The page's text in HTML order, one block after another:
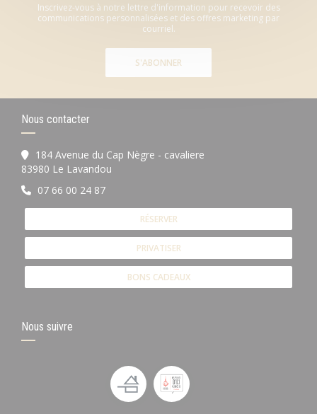
Inscrivez-vous à notre lettre d'information pour recevoir des
communications personnalisées et des offres marketing par
courriel.
S'ABONNER
Nous contacter
184 Avenue du Cap Nègre - cavaliere
83980 Le Lavandou
07 66 00 24 87
RÉSERVER
PRIVATISER
BONS CADEAUX
Nous suivre